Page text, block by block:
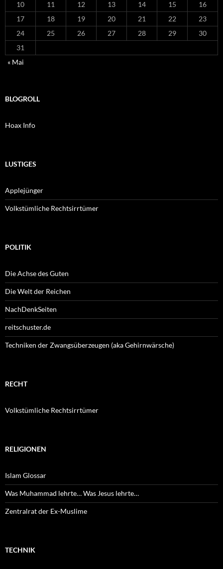
10
11 12 13 14 15
16
17
18 19 20 21 22
23
24
25 26 27 28 29
30
31
« Mai
BLOGROLL
Hoax Info
LUSTIGES
Applejünger
Volkstümliche Rechtsirrtümer
POLITIK
Die Achse des Guten
Die Welt der Reichen
NachDenkSeiten
reitschuster.de
Techniken der Zwangsüberzeugen (aka Gehirnwärsche)
RECHT
Volkstümliche Rechtsirrtümer
RELIGIONEN
Islam Glossar
Was Muhammad lehrte… Was Jesus lehrte…
Zentralrat der Ex-Muslime
TECHNIK